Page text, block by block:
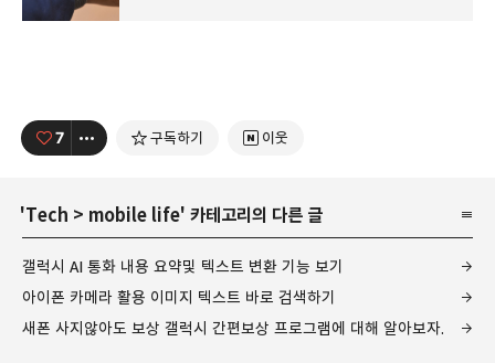
7 구독하기 이웃
'Tech > mobile life' 카테고리의 다른 글
갤럭시 AI 통화 내용 요약및 텍스트 변환 기능 보기
아이폰 카메라 활용 이미지 텍스트 바로 검색하기
새폰 사지않아도 보상 갤럭시 간편보상 프로그램에 대해 알아보자.